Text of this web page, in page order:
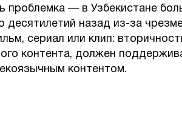
проблемка — в Узбекистане
десятилетий назад из-за
сериал или клип:
контента, должен
контентом.